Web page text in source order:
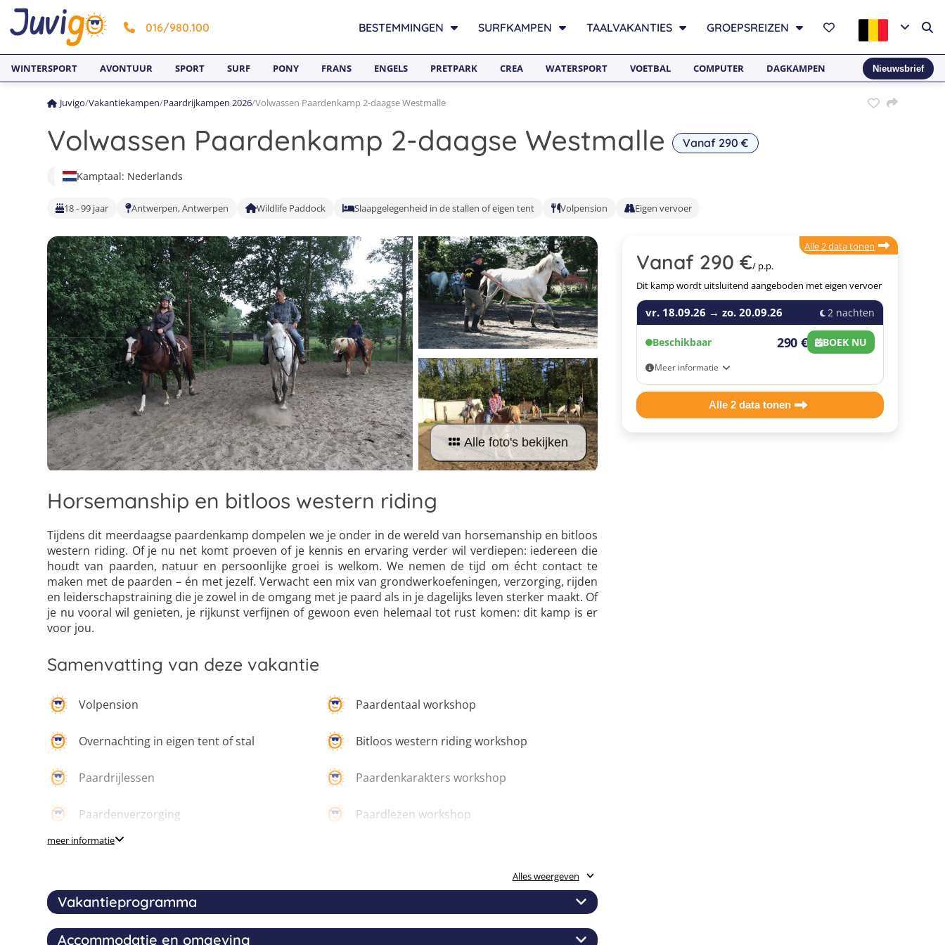
016/980.100 BESTEMMINGEN SURFKAMPEN TAALVAKANTIES GROEPSREIZEN
WINTERSPORT AVONTUUR SPORT SURF PONY FRANS ENGELS PRETPARK CREA WATERSPORT VOETBAL COMPUTER DAGKAMPEN Nieuwsbrief
Juvigo/Vakantiekampen/Paardrijkampen 2026/Volwassen Paardenkamp 2-daagse Westmalle
Volwassen Paardenkamp 2-daagse Westmalle Vanaf 290 €
Kamptaal: Nederlands
18 - 99 jaar Antwerpen, Antwerpen Wildlife Paddock Slaapgelegenheid in de stallen of eigen tent Volpension Eigen vervoer
Vanaf 290 €/ p.p.
Alle 2 data tonen
Dit kamp wordt uitsluitend aangeboden met eigen vervoer
vr. 18.09.26 →zo. 20.09.26 2 nachten
Beschikbaar 290 € BOEK NU
Meer informatie
Eigen vervoer
Alle 2 data tonen
Alle foto's bekijken
Horsemanship en bitloos western riding
Tijdens dit meerdaagse paardenkamp dompelen we je onder in de wereld van horsemanship en bitloos
western riding. Of je nu net komt proeven of je kennis en ervaring verder wil verdiepen: iedereen die
houdt van paarden, natuur en persoonlijke groei is welkom. We nemen de tijd om écht contact te
maken met de paarden – én met jezelf. Verwacht een mix van grondwerkoefeningen, verzorging, rijden
en leiderschapstraining die je zowel in de omgang met je paard als in je dagelijks leven sterker maakt. Of
je nu vooral wil genieten, je rijkunst verfijnen of gewoon even helemaal tot rust komen: dit kamp is er
voor jou.
Samenvatting van deze vakantie
Volpension
Overnachting in eigen tent of stal
Paardrijlessen
Paardenverzorging
Grondwerk workshop
Paardentaal workshop
Bitloos western riding workshop
Paardenkarakters workshop
Paardlezen workshop
Kampvuur
meer informatie
Alles weergeven
Vakantieprogramma
Tijdens dit meerdaagse kamp duiken we samen in de wereld van horsemanship en bitloos western
Accommodatie en omgeving